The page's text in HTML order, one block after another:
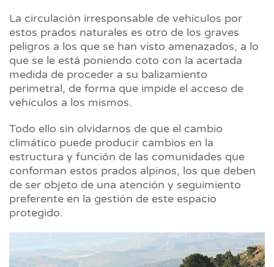
La circulación irresponsable de vehículos por
estos prados naturales es otro de los graves
peligros a los que se han visto amenazados, a lo
que se le está poniendo coto con la acertada
medida de proceder a su balizamiento
perimetral, de forma que impide el acceso de
vehículos a los mismos.
Todo ello sin olvidarnos de que el cambio
climático puede producir cambios en la
estructura y función de las comunidades que
conforman estos prados alpinos, los que deben
de ser objeto de una atención y seguimiento
preferente en la gestión de este espacio
protegido.